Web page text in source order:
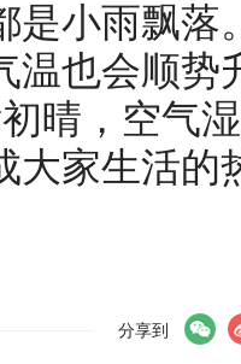
是小雨飘落
温也会顺势
晴，空气
大家生活的
分享到